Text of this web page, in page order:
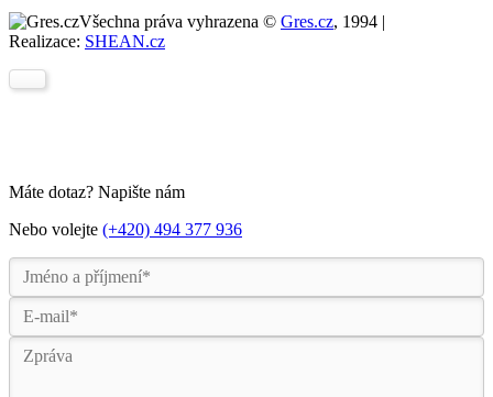
Všechna práva vyhrazena © Gres.cz, 1994 |
Realizace: SHEAN.cz
Máte dotaz? Napište nám
Nebo volejte (+420) 494 377 936